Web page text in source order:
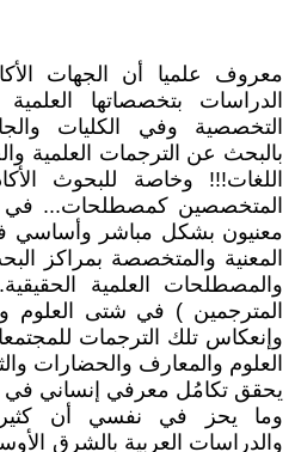
معروف علميا أن الجهات
الدراسات بتخصصاتها
التخصصية وفي الكليات
بالبحث عن الترجمات العلمية
اللغات!!! وخاصة للبحوث
المتخصصين كمصطلحات...
معنيون بشكل مباشر وأساسي
المعنية والمتخصصة بمراكز
والمصطلحات العلمية
المترجمين ) في شتى العلوم
وإنعكاس تلك الترجمات
العلوم والمعارف والحضارات
يحقق تكامُل معرفي إنساني
وما يحز في نفسي أن
والدراسات العربية بالشرق